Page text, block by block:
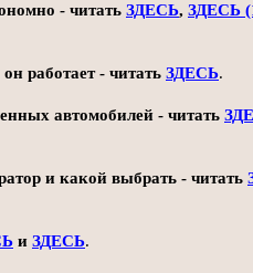
- читать ЗДЕСЬ, ЗДЕСЬ
работает - читать ЗДЕСЬ.
автомобилей - читать
и какой выбрать - читать
и ЗДЕСЬ.